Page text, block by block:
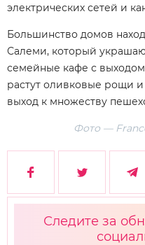
электрических сетей и
Большинство домов
Салеми, который
семейные кафе с
растут оливковые рощи
выход к множеству
Фото —
Следите за